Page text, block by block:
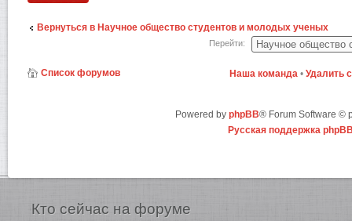
Вернуться в Научное общество студентов и молодых ученых
Перейти:
Список форумов Наша команда • Удалить
Powered by phpBB® Forum Software ©
Русская поддержка
Кто сейчас на форуме